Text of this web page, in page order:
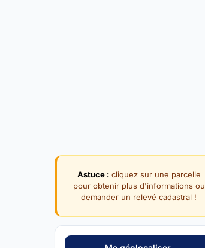
Astuce :cliquez sur une parcelle
pour obtenir plus d'informations ou
demander un relevé cadastral !